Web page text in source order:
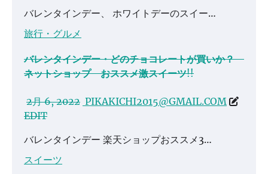
バレンタインデー、 ホワイトデーのスイー…
旅行・グルメ
バレンタインデー・どのチョコレートが買いか？
ネットショップ おススメ激スイーツ!!
2月 6, 2022 PIKAKICHI2015@GMAIL.COM
EDIT
バレンタインデー 楽天ショップおススメ3…
スイーツ